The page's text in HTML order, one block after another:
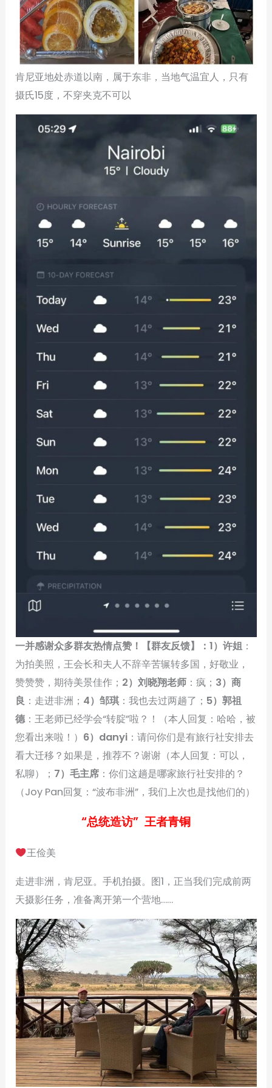
肯尼亚地处赤道以南，属于东非，当地气温宜人，只有
摄氏15度，不穿夹克不可以
一并感谢众多群友热情点赞！【群友反馈】：1）许姐 ：
为拍美照，王会长和夫人不辞辛苦辗转多国，好敬业，
赞赞赞，期待美景佳作； 2）刘晓翔老师 ：疯； 3）商
良 ：走进非洲； 4）邹琪 ：我也去过两趟了； 5）郭祖
德：王老师已经学会“转腚”啦？！（本人回复：哈哈，被
您看出来啦！） 6）danyi ：请问你们是有旅行社安排去
看大迁移？如果是，推荐不？谢谢（本人回复：可以，
私聊）； 7）毛主席 ：你们这趟是哪家旅行社安排的？
（Joy Pan回复：“波布非洲”，我们上次也是找他们的）
“总统造访” 王者青铜
王俭美
走进非洲，肯尼亚。手机拍摄。图1，正当我们完成前两
天摄影任务，准备离开第一个营地……